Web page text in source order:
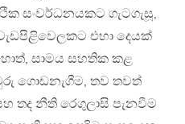
සංවර්ධනයකට ගැටගැසූ,
එහා දෙයක්
සාමය සහතික කළ
ගොඩනැගීම, තව තවත්
තද නීති රෙගුලාසි පැනවීම